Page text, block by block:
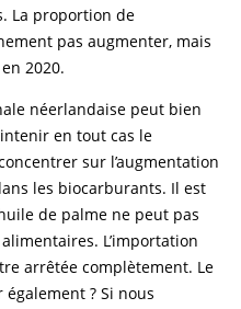
La proportion de
pas augmenter, mais
2020.
néerlandaise peut bien
en tout cas le
sur l’augmentation
les biocarburants. Il est
de palme ne peut pas
L’importation
arrêtée complètement. Le
? Si nous